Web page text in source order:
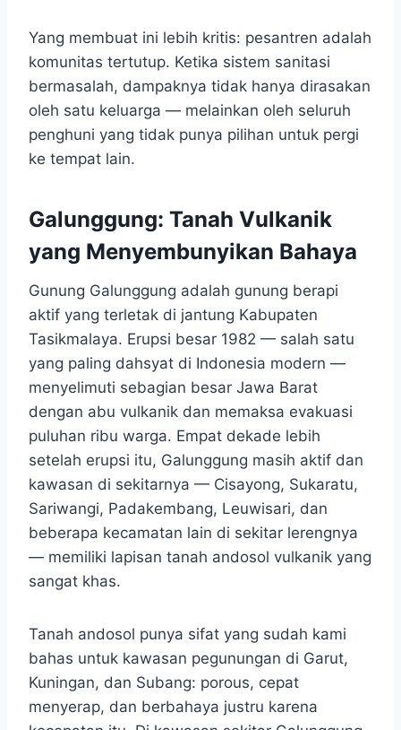
Yang membuat ini lebih kritis: pesantren adalah
komunitas tertutup. Ketika sistem sanitasi
bermasalah, dampaknya tidak hanya dirasakan
oleh satu keluarga — melainkan oleh seluruh
penghuni yang tidak punya pilihan untuk pergi
ke tempat lain.
Galunggung: Tanah Vulkanik
yang Menyembunyikan Bahaya
Gunung Galunggung adalah gunung berapi
aktif yang terletak di jantung Kabupaten
Tasikmalaya. Erupsi besar 1982 — salah satu
yang paling dahsyat di Indonesia modern —
menyelimuti sebagian besar Jawa Barat
dengan abu vulkanik dan memaksa evakuasi
puluhan ribu warga. Empat dekade lebih
setelah erupsi itu, Galunggung masih aktif dan
kawasan di sekitarnya — Cisayong, Sukaratu,
Sariwangi, Padakembang, Leuwisari, dan
beberapa kecamatan lain di sekitar lerengnya
— memiliki lapisan tanah andosol vulkanik yang
sangat khas.
Tanah andosol punya sifat yang sudah kami
bahas untuk kawasan pegunungan di Garut,
Kuningan, dan Subang: porous, cepat
menyerap, dan berbahaya justru karena